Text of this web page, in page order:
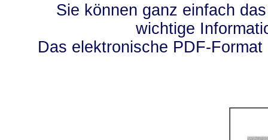
Sie können ganz einfach
wichtige
Das elektronische PDF-